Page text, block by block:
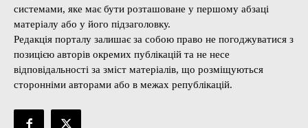
системами, яке має бути розташоване у першому абзаці
матеріалу або у його підзаголовку.
Редакція порталу залишає за собою право не погоджуватися з
позицією авторів окремих публікацій та не несе
відповідальності за зміст матеріалів, що розміщуються
сторонніми авторами або в межах републікацій.